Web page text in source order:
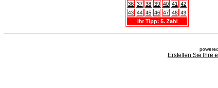
36 37 38 39 40 41
42
43 44 45 46 47 48 49
Ihr Tipp: 5. Zahl
Erstellen Sie Ihre